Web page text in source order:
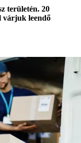
területén. 20
várjuk leendő